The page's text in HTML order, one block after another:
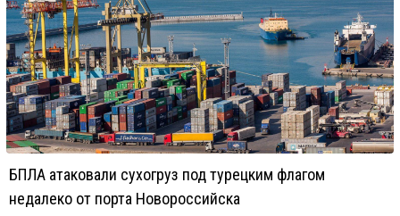
БПЛА атаковали сухогруз под турецким флагом
недалеко от порта Новороссийска